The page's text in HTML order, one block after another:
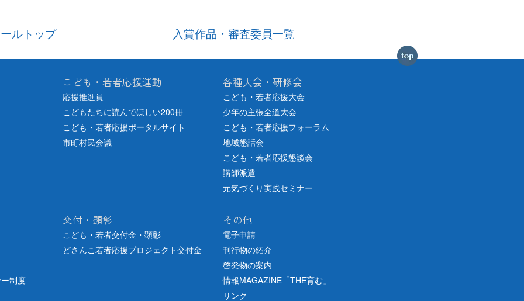
ルトップ 入賞作品・審査委員一覧
こども・若者応援運動
応援推進員
こどもたちに読んでほしい200冊
こども・若者応援ポータルサイト
市町村民会議
各種大会・研修会
こども・若者応援大会
少年の主張全道大会
こども・若者応援フォーラム
地域懇話会
こども・若者応援懇談会
講師派遣
元気づくり実践セミナー
制度
交付・顕彰
こども・若者交付金・顕彰
どさんこ若者応援プロジェクト交付金
その他
電子申請
刊行物の紹介
啓発物の案内
情報MAGAZINE「THE育む」
リンク